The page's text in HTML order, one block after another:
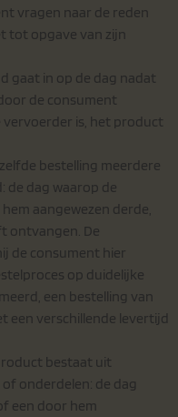
vragen naar de reden
tot opgave van zijn
gaat in op de dag nadat
de consument
vervoerder is, het product
bestelling meerdere
de dag waarop de
aangewezen derde,
ontvangen. De
de consument hier
op duidelijke
een bestelling van
een verschillende levertijd
bestaat uit
onderdelen: de dag
een door hem